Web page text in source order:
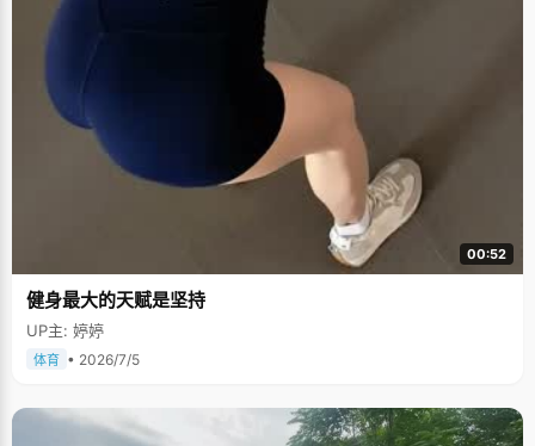
00:52
健身最大的天赋是坚持
UP主: 婷婷
体育 • 2026/7/5